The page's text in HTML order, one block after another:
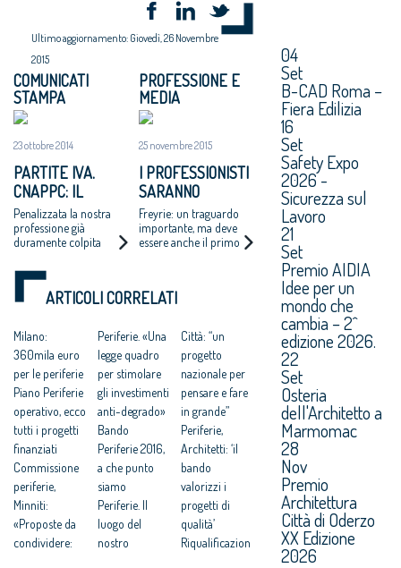
Ultimo aggiornamento: Giovedì, 26 Novembre
2015
COMUNICATI
STAMPA
23 ottobre 2014
PARTITE IVA.
CNAPPC: IL
GOVERNO SPARA
SULLA CROCE
ROSSA
Penalizzata la nostra
professione già
duramente colpita
PROFESSIONE E
MEDIA
25 novembre 2015
I PROFESSIONISTI
SARANNO
EQUIPARATI ALLE
PMI
NELL’ACCESSO AI
Freyrie: un traguardo
importante, ma deve
essere anche il primo
ARTICOLI CORRELATI
Milano:
360mila euro
per le periferie
Piano Periferie
operativo, ecco
tutti i progetti
finanziati
Commissione
periferie,
Minniti:
«Proposte da
condividere:
Periferie. «Una
legge quadro
per stimolare
gli investimenti
anti-degrado»
Bando
Periferie 2016,
a che punto
siamo
Periferie. Il
luogo del
nostro
Città: “un
progetto
nazionale per
pensare e fare
in grande”
Periferie,
Architetti: ‘il
bando
valorizzi i
progetti di
qualità’
Riqualificazion
04
Set
B-CAD Roma –
Fiera Edilizia
16
Set
Safety Expo
2026 -
Sicurezza sul
Lavoro
21
Set
Premio AIDIA
Idee per un
mondo che
cambia – 2^
edizione 2026.
22
Set
Osteria
dell'Architetto a
Marmomac
28
Nov
Premio
Architettura
Città di Oderzo
XX Edizione
2026